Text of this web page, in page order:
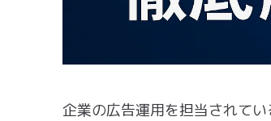
企業の広告運用を担当されて